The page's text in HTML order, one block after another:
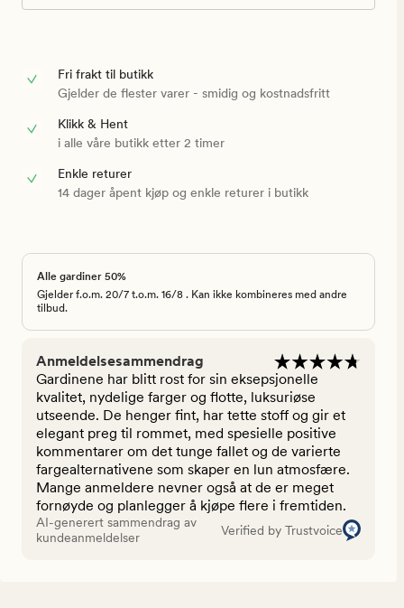
Fri frakt til butikk
Gjelder de flester varer - smidig og kostnadsfritt
Klikk & Hent
i alle våre butikk etter 2 timer
Enkle returer
14 dager åpent kjøp og enkle returer i butikk
Alle gardiner 50%
Gjelder f.o.m. 20/7 t.o.m. 16/8 . Kan ikke kombineres med andre
tilbud.
Anmeldelsesammendrag
Gardinene har blitt rost for sin eksepsjonelle
kvalitet, nydelige farger og flotte, luksuriøse
utseende. De henger fint, har tette stoff og gir et
elegant preg til rommet, med spesielle positive
kommentarer om det tunge fallet og de varierte
fargealternativene som skaper en lun atmosfære.
Mange anmeldere nevner også at de er meget
fornøyde og planlegger å kjøpe flere i fremtiden.
AI-generert sammendrag av
kundeanmeldelser
Verified by Trustvoice